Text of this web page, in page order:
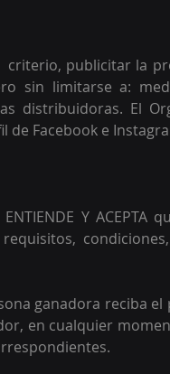
criterio, publicitar la
sin limitarse a:
distribuidoras. El
Facebook e
Y ACEPTA
ganadora reciba
en cualquier